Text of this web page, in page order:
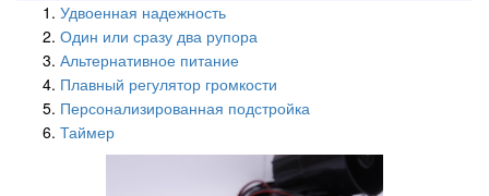
Удвоенная надежность
Один или сразу два рупора
Альтернативное питание
Плавный регулятор громкости
Персонализированная подстройка
Таймер